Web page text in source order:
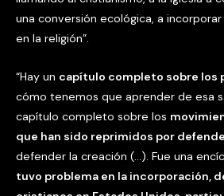
una conversión ecológica, a
en la religión”.
“Hay un capítulo completo sobre los
cómo tenemos que aprender de esa
capítulo completo sobre los
que han sido reprimidos por
defender la creación (…). Fue una
tuvo problema en la incorporación,